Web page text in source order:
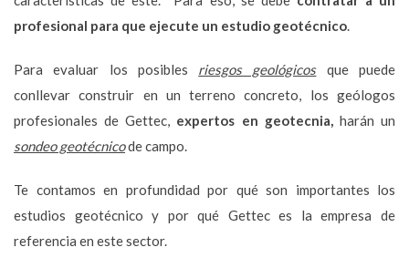
profesional para que ejecute un estudio geotécnico.
Para evaluar los posibles riesgos geológicosque puede
conllevar construir en un terreno concreto, los geólogos
profesionales de Gettec, expertos en geotecnia, harán un
sondeo geotécnicode campo.
Te contamos en profundidad por qué son importantes los
estudios geotécnico y por qué Gettec es la empresa de
referencia en este sector.